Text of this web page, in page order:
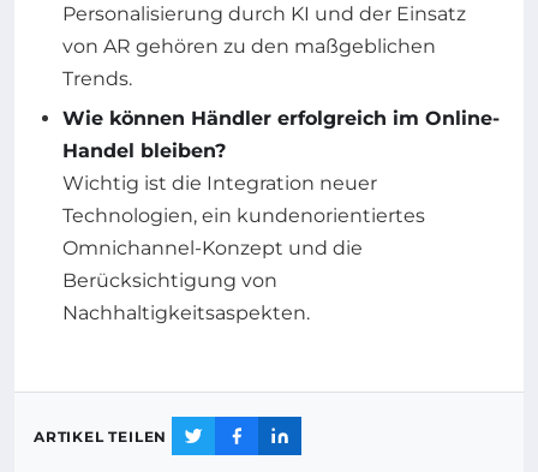
Personalisierung durch KI und der Einsatz
von AR gehören zu den maßgeblichen
Trends.
Wie können Händler erfolgreich im Online-
Handel bleiben?
Wichtig ist die Integration neuer
Technologien, ein kundenorientiertes
Omnichannel-Konzept und die
Berücksichtigung von
Nachhaltigkeitsaspekten.
ARTIKEL TEILEN